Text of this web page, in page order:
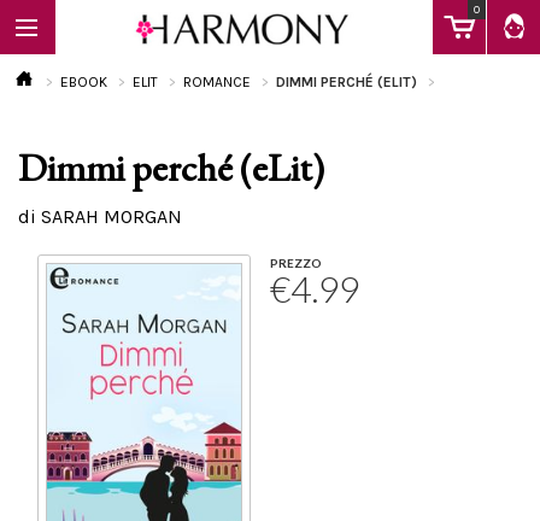
0
EBOOK
Calendario
EBOOK ELIT ROMANCE DIMMI PERCHÉ (ELIT)
Dimmi perché (eLit)
di SARAH MORGAN
PREZZO
€4.99